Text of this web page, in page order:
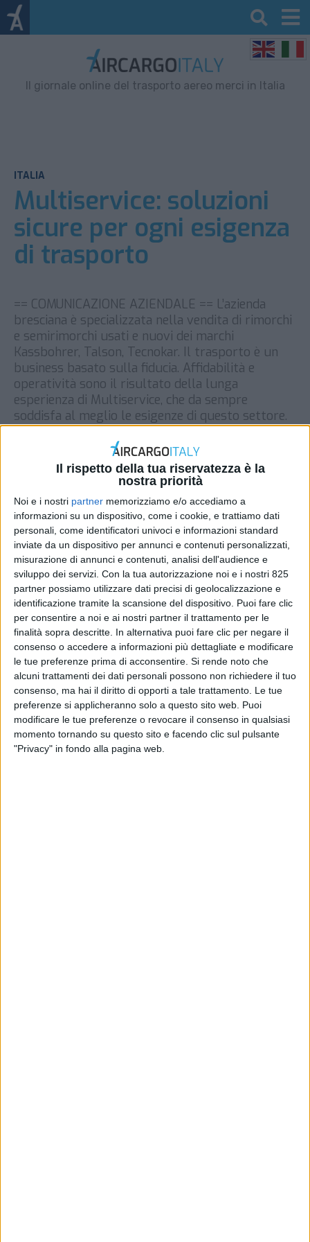
Il rispetto della tua riservatezza è la
nostra priorità
Noi e i nostri partner memorizziamo e/o accediamo a
informazioni su un dispositivo, come i cookie, e trattiamo dati
personali, come identificatori univoci e informazioni standard
inviate da un dispositivo per annunci e contenuti personalizzati,
misurazione di annunci e contenuti, analisi dell'audience e
sviluppo dei servizi. Con la tua autorizzazione noi e i nostri 825
partner possiamo utilizzare dati precisi di geolocalizzazione e
identificazione tramite la scansione del dispositivo. Puoi fare clic
per consentire a noi e ai nostri partner il trattamento per le
finalità sopra descritte. In alternativa puoi fare clic per negare il
consenso o accedere a informazioni più dettagliate e modificare
le tue preferenze prima di acconsentire. Si rende noto che
alcuni trattamenti dei dati personali possono non richiedere il tuo
consenso, ma hai il diritto di opporti a tale trattamento. Le tue
preferenze si applicheranno solo a questo sito web. Puoi
modificare le tue preferenze o revocare il consenso in qualsiasi
momento tornando su questo sito e facendo clic sul pulsante
"Privacy" in fondo alla pagina web.
Il giornale online del trasporto aereo merci in Italia
ITALIA
Multiservice: soluzioni
sicure per ogni esigenza
di trasporto
== COMUNICAZIONE AZIENDALE == L’azienda
bresciana è specializzata nella vendita di rimorchi
e semirimorchi usati e nuovi dei marchi
Kassbohrer, Talson, Tecnokar. Il trasporto è un
business basato sulla fiducia. Affidabilità e
operatività sono il risultato della lunga
esperienza di Multiservice, che da sempre
soddisfa al meglio le esigenze di questo settore.
Grazie alla vasta […]
REDAZIONE AIR CARGO ITALY